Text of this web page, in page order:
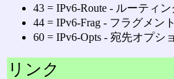
43 = IPv6-Route ‐ ルーティ
44 = IPv6-Frag ‐ フラグメン
60 = IPv6-Opts ‐ 宛先オプシ
リンク